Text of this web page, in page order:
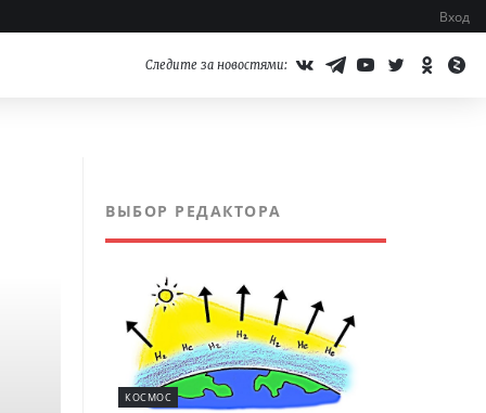
Вход
Следите за новостями:
ВЫБОР РЕДАКТОРА
КОСМОС